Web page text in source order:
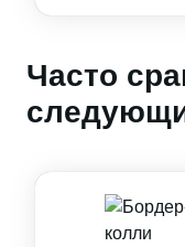
Часто